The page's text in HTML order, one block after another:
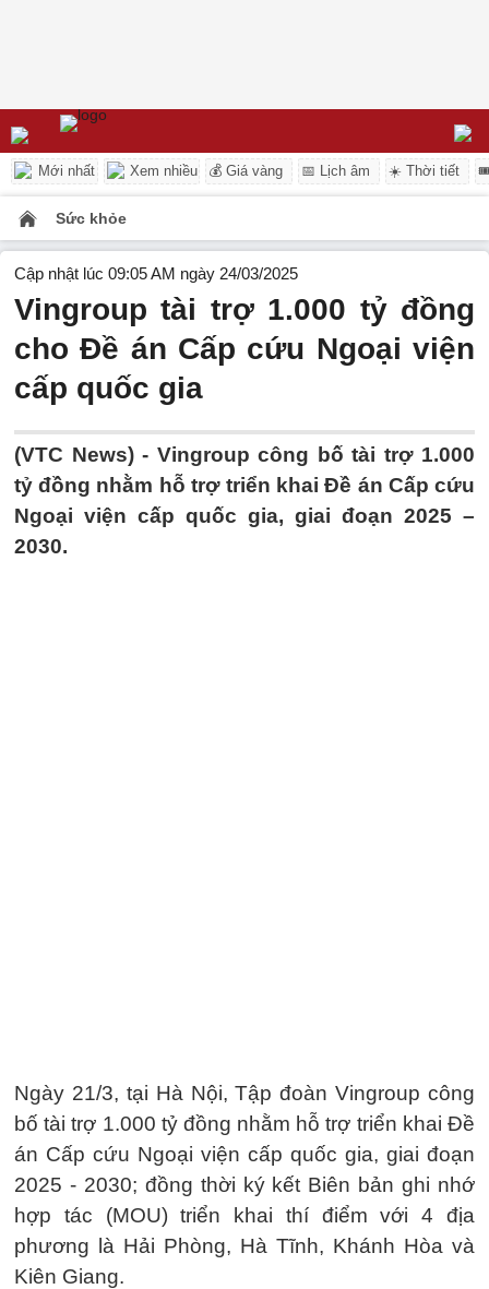
Mới nhất Xem nhiều 💰 Giá vàng 📅 Lịch âm ☀️ Thời tiết
Sức khỏe
Cập nhật lúc 09:05 AM ngày 24/03/2025
Vingroup tài trợ 1.000 tỷ đồng
cho Đề án Cấp cứu Ngoại viện
cấp quốc gia
(VTC News) - Vingroup công bố tài trợ 1.000
tỷ đồng nhằm hỗ trợ triển khai Đề án Cấp cứu
Ngoại viện cấp quốc gia, giai đoạn 2025 –
2030.
Ngày 21/3, tại Hà Nội, Tập đoàn Vingroup công
bố tài trợ 1.000 tỷ đồng nhằm hỗ trợ triển khai Đề
án Cấp cứu Ngoại viện cấp quốc gia, giai đoạn
2025 - 2030; đồng thời ký kết Biên bản ghi nhớ
hợp tác (MOU) triển khai thí điểm với 4 địa
phương là Hải Phòng, Hà Tĩnh, Khánh Hòa và
Kiên Giang.